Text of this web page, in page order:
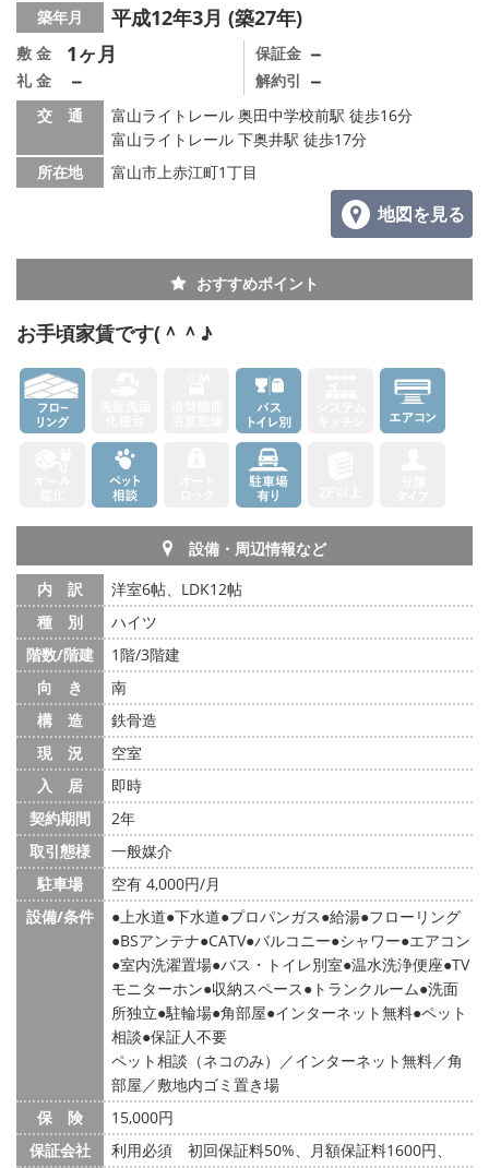
築年月 平成12年3月 (築27年)
敷 金 1ヶ月
礼 金 －
保証金 －
解約引 －
交 通
富山ライトレール 奥田中学校前駅 徒歩16分
富山ライトレール 下奥井駅 徒歩17分
所在地
富山市上赤江町1丁目
地図を見る
おすすめポイント
お手頃家賃です(＾＾♪
設備・周辺情報など
内 訳
洋室6帖、LDK12帖
種 別
ハイツ
階数/階建
1階/3階建
向 き
南
構 造
鉄骨造
現 況
空室
入 居
即時
契約期間
2年
取引態様
一般媒介
駐車場
空有 4,000円/月
設備/条件
上水道 下水道 プロパンガス 給湯 フローリング
BSアンテナ CATV バルコニー シャワー エアコン
室内洗濯置場 バス・トイレ別室 温水洗浄便座 TV
モニターホン 収納スペース トランクルーム 洗面
所独立 駐輪場 角部屋 インターネット無料 ペット
相談 保証人不要
ペット相談（ネコのみ）／インターネット無料／角
部屋／敷地内ゴミ置き場
保 険
15,000円
保証会社
利用必須 初回保証料50%、月額保証料1600円、